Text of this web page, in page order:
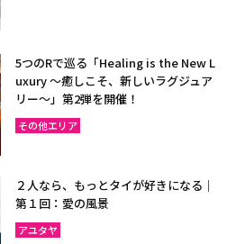
5つのRで巡る「Healing is the New L
uxury ～癒しこそ、新しいラグジュア
リー〜」第2弾を開催！
その他エリア
２人なら、もっとタイが好きになる｜
第１回：愛の風景
アユタヤ